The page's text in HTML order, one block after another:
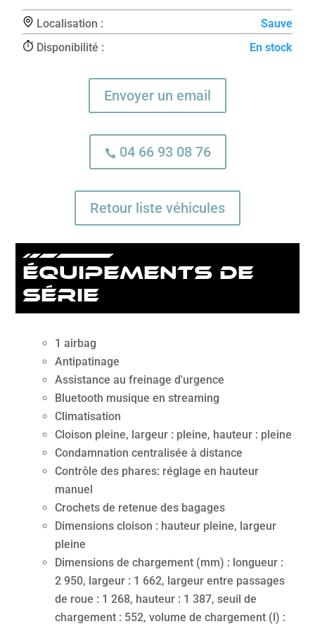
Localisation :
Sauve
Disponibilité :
En stock
Envoyer un email
04 66 93 08 76
Retour liste véhicules
équipements de
série
1 airbag
Antipatinage
Assistance au freinage d'urgence
Bluetooth musique en streaming
Climatisation
Cloison pleine, largeur : pleine, hauteur : pleine
Condamnation centralisée à distance
Contrôle des phares: réglage en hauteur
manuel
Crochets de retenue des bagages
Dimensions cloison : hauteur pleine, largeur
pleine
Dimensions de chargement (mm) : longueur :
2 950, largeur : 1 662, largeur entre passages
de roue : 1 268, hauteur : 1 387, seuil de
chargement : 552, volume de chargement (l) :